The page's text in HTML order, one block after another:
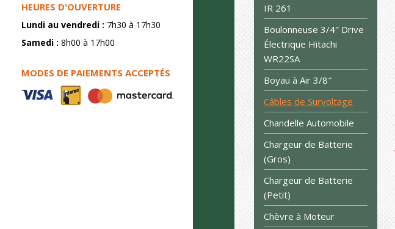
HEURES D'OUVERTURE
Lundi au vendredi : 7h30 à 17h30
Samedi : 8h00 à 17h00
MODES DE PAIEMENTS ACCEPTÉS
IR 261
Boulonneuse 3/4″ Drive
Électrique Hitachi
WR22SA
Boyau à Air 3/8″
Câbles de Survoltage
Chandelle Automobile
Chargeur de Batterie
(Gros)
Chargeur de Batterie
(Petit)
Chèvre à Moteur